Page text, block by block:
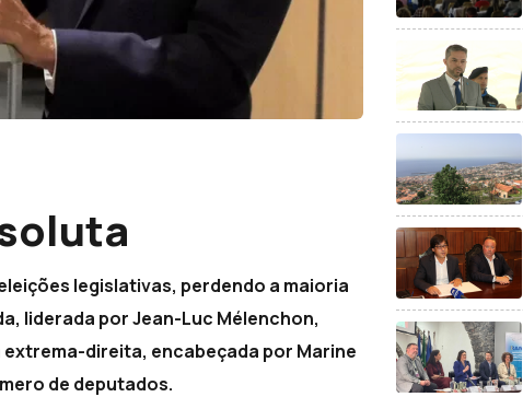
legislativas, perdendo a maioria
liderada por Jean-Luc Mélenchon,
extrema-direita, encabeçada por Marine
de deputados.